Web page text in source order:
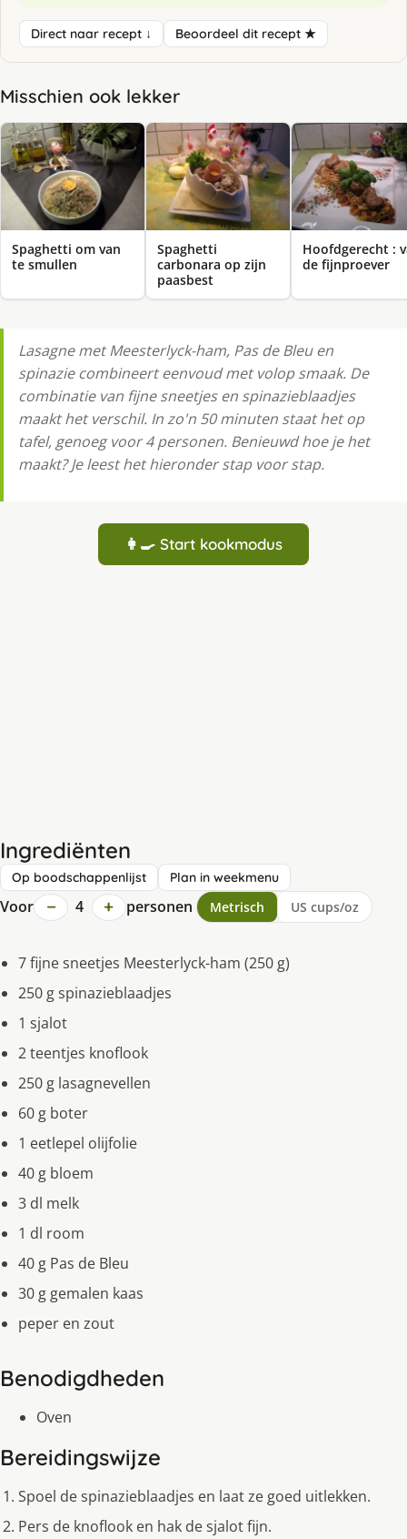
Direct naar recept ↓ Beoordeel dit recept ★
Misschien ook lekker
Spaghetti om van
te smullen
Spaghetti
carbonara op zijn
paasbest
Hoofdgerecht :
de fijnproever
Lasagne met Meesterlyck-ham, Pas de Bleu en
spinazie combineert eenvoud met volop smaak. De
combinatie van fijne sneetjes en spinazieblaadjes
maakt het verschil. In zo'n 50 minuten staat het op
tafel, genoeg voor 4 personen. Benieuwd hoe je het
maakt? Je leest het hieronder stap voor stap.
👩‍🍳 Start kookmodus
Ingrediënten
Op boodschappenlijst Plan in weekmenu
Voor − 4 + personen Metrisch US cups/oz
7 fijne sneetjes Meesterlyck-ham (250 g)
250 g spinazieblaadjes
1 sjalot
2 teentjes knoflook
250 g lasagnevellen
60 g boter
1 eetlepel olijfolie
40 g bloem
3 dl melk
1 dl room
40 g Pas de Bleu
30 g gemalen kaas
peper en zout
Benodigdheden
Oven
Bereidingswijze
Spoel de spinazieblaadjes en laat ze goed uitlekken.
Pers de knoflook en hak de sjalot fijn.